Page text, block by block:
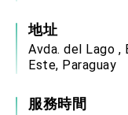
地址
Avda. del Lago ,
Este, Paraguay
服務時間